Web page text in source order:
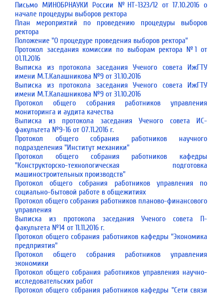
Письмо МИНОБРНАУКИ России №НТ-1323/12 от 17.10.2016 о
начале процедуры выборов ректора
План мероприятий по проведению процедуры выборов
ректора
Положение "О процедуре проведения выборов ректора"
Протокол заседания комиссии по выборам ректора №1 от
01.11.2016
Выписка из протокола заседания Ученого совета ИжГТУ
имени М.Т.Калашникова №9 от 31.10.2016
Выписка из протокола заседания Ученого совета ИжГТУ
имени М.Т.Калашникова №9 от 31.10.2016
Протокол общего собрания работников управления
мониторинга и аудита качества
Выписка из протокола заседания Ученого совета ИС-
факультета №9-16 от 07.11.2016 г.
Протокол общего собрания работников научного
подразделения "Институт механики"
Протокол общего собрания работников кафедры
"Конструкторско-технологическая подготовка
машиностроительных производств"
Протокол общего собрания работников управления по
социально-бытовой работе в общежитиях
Протокол общего собрания работников планово-финансового
управления
Выписка из протокола заседания Ученого совета П-
факультета №14 от 11.11.2016 г.
Протокол общего собрания работников кафедры "Экономика
предприятия"
Протокол общего собрания работников управления
экономики
Протокол общего собрания работников управления научно-
исследовательских работ
Протокол общего собрания работников кафедры "Сети связи